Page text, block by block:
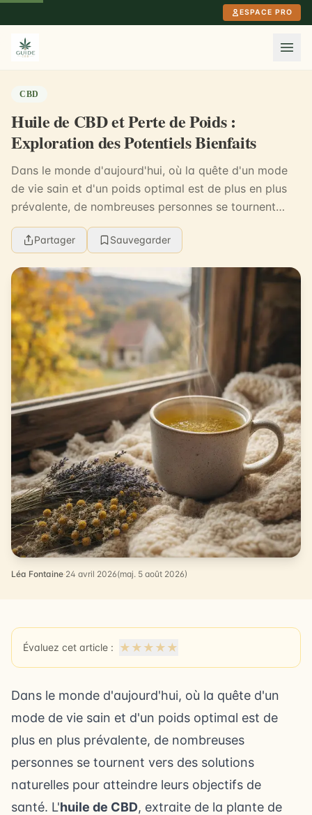
ESPACE PRO
CBD
Huile de CBD et Perte de Poids :
Exploration des Potentiels Bienfaits
Dans le monde d'aujourd'hui, où la quête d'un mode
de vie sain et d'un poids optimal est de plus en plus
prévalente, de nombreuses personnes se tournent
vers des solutions naturelles pour atteindre l...
Partager Sauvegarder
Léa Fontaine·24 avril 2026(maj. 5 août 2026)
Évaluez cet article : ★ ★ ★ ★ ★
Dans le monde d'aujourd'hui, où la quête d'un
mode de vie sain et d'un poids optimal est de
plus en plus prévalente, de nombreuses
personnes se tournent vers des solutions
naturelles pour atteindre leurs objectifs de
santé. L'huile de CBD, extraite de la plante de